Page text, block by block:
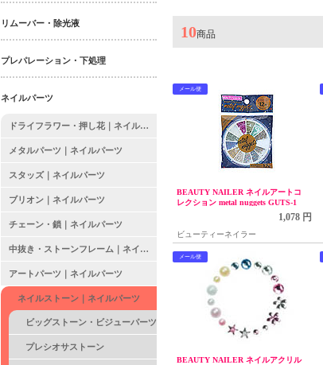
リムーバー・除光液
プレパレーション・下処理
ネイルパーツ
ドライフラワー・押し花｜ネイルパーツ
メタルパーツ｜ネイルパーツ
スタッズ｜ネイルパーツ
ブリオン｜ネイルパーツ
チェーン・鎖｜ネイルパーツ
中抜き・ストーンフレーム｜ネイルパーツ
アートパーツ｜ネイルパーツ
ネイルストーン｜ネイルパーツ
ビッグストーン・ビジューパーツ
プレシオサストーン
10商品
メール便
BEAUTY NAILER ネイルアートコ
レクション metal nuggets GUTS-1
1,078 円
ビューティーネイラー
メール便
BEAUTY NAILER ネイルアクリル